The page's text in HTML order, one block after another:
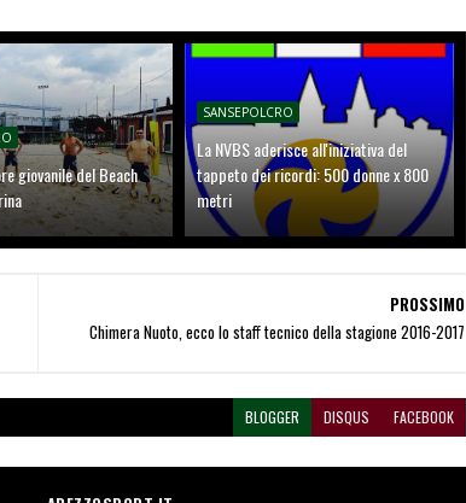
giovanile del Beach
SANSEPOLCRO
La NVBS aderisce all'iniziativa del
tappeto dei ricordi: 500 donne x 800
metri
PROSSIMO
Chimera Nuoto, ecco lo staff tecnico della stagione 2016-2017
BLOGGER DISQUS FACEBOOK